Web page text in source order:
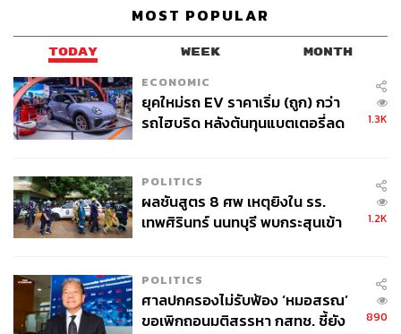
MOST POPULAR
TODAY WEEK MONTH
ECONOMIC
ยุคใหม่รถ EV ราคาเริ่ม (ถูก) กว่า
รถไฮบริด หลังต้นทุนแบตเตอรี่ลด
1.3K
POLITICS
ผลชันสูตร 8 ศพ เหตุยิงใน รร.
เทพศิรินทร์ นนทบุรี พบกระสุนเข้า
1.2K
POLITICS
ศาลปกครองไม่รับฟ้อง ‘หมอสรณ’
ขอเพิกถอนมติสรรหา กสทช. ชี้ยัง
890